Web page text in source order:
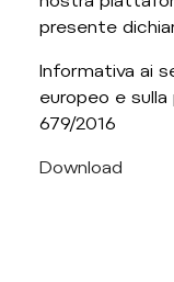
presente
Informativa ai
europeo e
679/2016
Download